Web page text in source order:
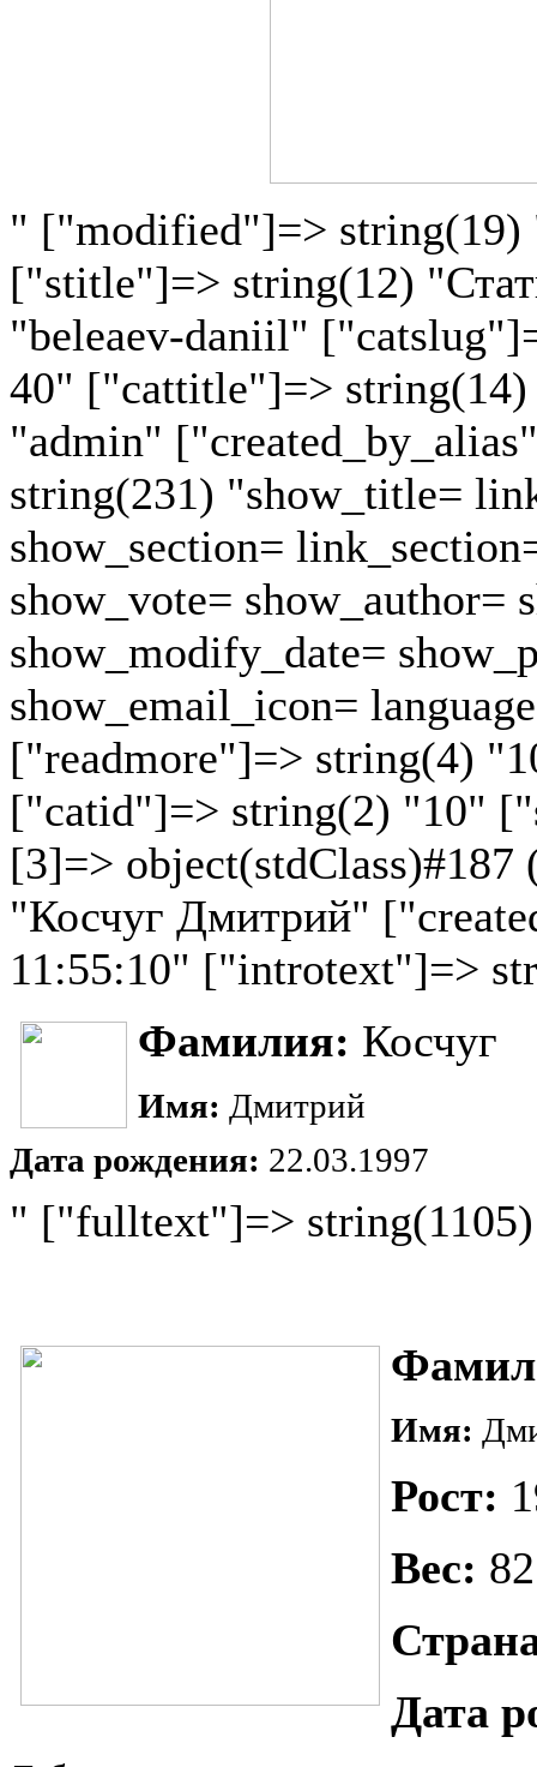
" ["modified"]=> string(19)
["stitle"]=> string(12)
"beleaev-daniil"
40" ["cattitle"]=>
"admin"
string(231) "show_title=
show_section=
show_vote= show_author=
show_modify_date=
show_email_icon=
["readmore"]=> string(4)
["catid"]=> string(2) "10"
[3]=>
"Косчуг Дмитрий"
11:55:10" ["introtext"]=>
Фамилия: Косчуг
Имя: Дмитрий
Дата рождения: 22.03.1997
" ["fulltext"]=>
Имя:
Рост:
Вес:
Дата